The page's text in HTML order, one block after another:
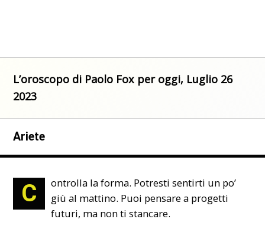
L’oroscopo di Paolo Fox per oggi, Luglio 26
2023
Ariete
C
ontrolla la forma. Potresti sentirti un po’
giù al mattino. Puoi pensare a progetti
futuri, ma non ti stancare.